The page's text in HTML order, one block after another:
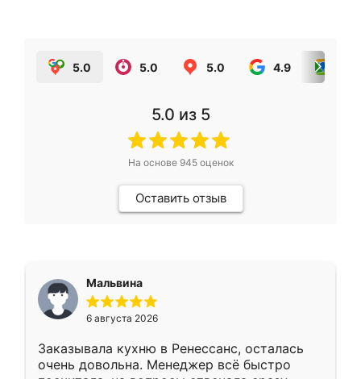
5.0 5.0 5.0 4.9
5.0 из 5
На основе 945оценок
Оставить отзыв
Мальвина
6 августа 2026
Заказывала кухню в Ренессанс, осталась
очень довольна. Менеджер всё быстро